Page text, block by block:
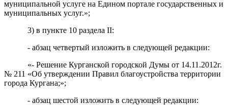
муниципальной услуге на Едином портале государственных и
муниципальных услуг.»;
3) в пункте 10 раздела II:
- абзацчетвертый изложить в следующейредакции:
«-Решение Курганской городской Думы от 14.11.2012г.
№ 211 «Об утверждении Правил благоустройства территории
города Кургана;»;
- абзац шестой изложить в следующейредакции: